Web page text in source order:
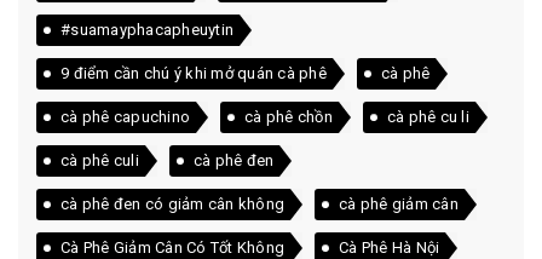
#suamayphacapheuytin
9 điểm cần chú ý khi mở quán cà phê cà phê
cà phê capuchino cà phê chồn cà phê cu li
cà phê culi cà phê đen
cà phê đen có giảm cân không cà phê giảm cân
Cà Phê Giảm Cân Có Tốt Không Cà Phê Hà Nội